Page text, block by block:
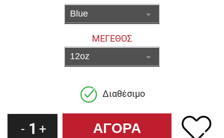
ΜΕΓΕΘΟΣ
Διαθέσιμο
- 1 +